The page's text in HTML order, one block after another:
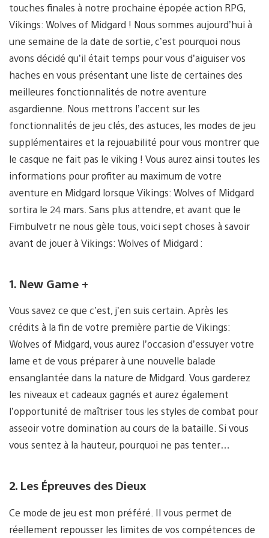
touches finales à notre prochaine épopée action RPG,
Vikings: Wolves of Midgard ! Nous sommes aujourd’hui à
une semaine de la date de sortie, c’est pourquoi nous
avons décidé qu’il était temps pour vous d’aiguiser vos
haches en vous présentant une liste de certaines des
meilleures fonctionnalités de notre aventure
asgardienne. Nous mettrons l’accent sur les
fonctionnalités de jeu clés, des astuces, les modes de jeu
supplémentaires et la rejouabilité pour vous montrer que
le casque ne fait pas le viking ! Vous aurez ainsi toutes les
informations pour profiter au maximum de votre
aventure en Midgard lorsque Vikings: Wolves of Midgard
sortira le 24 mars. Sans plus attendre, et avant que le
Fimbulvetr ne nous gèle tous, voici sept choses à savoir
avant de jouer à Vikings: Wolves of Midgard :
1. New Game +
Vous savez ce que c’est, j’en suis certain. Après les
crédits à la fin de votre première partie de Vikings:
Wolves of Midgard, vous aurez l’occasion d’essuyer votre
lame et de vous préparer à une nouvelle balade
ensanglantée dans la nature de Midgard. Vous garderez
les niveaux et cadeaux gagnés et aurez également
l’opportunité de maîtriser tous les styles de combat pour
asseoir votre domination au cours de la bataille. Si vous
vous sentez à la hauteur, pourquoi ne pas tenter…
2. Les Épreuves des Dieux
Ce mode de jeu est mon préféré. Il vous permet de
réellement repousser les limites de vos compétences de